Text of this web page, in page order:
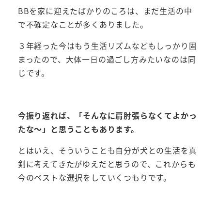
BBを家に迎えたばかりのころは、まだ生活の中
で不確定なことが多くありました。
３年経った今はもう生活リズムなどもしっかり固
まったので、大体一日の過ごし方みたいなのは同
じです。
今振り返れば、「そんなに肩肘張らなくてよかっ
たな～」と思うこともあります。
とはいえ、そういうことも自分が犬との生活を真
剣に考えてきたがゆえだと思うので、これからも
今のベストな選択をしていくつもりです。